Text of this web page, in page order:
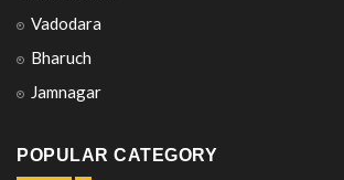
Vadodara
Bharuch
Jamnagar
POPULAR CATEGORY